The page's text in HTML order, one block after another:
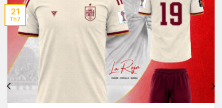
21
Th7